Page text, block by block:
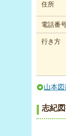
住所
電話番
行き方
山本
志紀